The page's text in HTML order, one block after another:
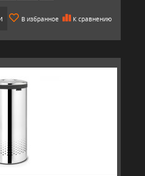
В избранное К сравнению